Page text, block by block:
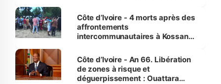
générations futures »
Côte d’Ivoire - 4 morts après des
affrontements
intercommunautaires à Kossandji
milieu des sinistrés
Côte d’Ivoire - An 66. Libération
de zones à risque et
déguerpissement : Ouattara